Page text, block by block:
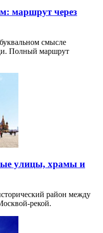
маршрут через
смысле
Полный маршрут
улицы, храмы и
район между
рекой.